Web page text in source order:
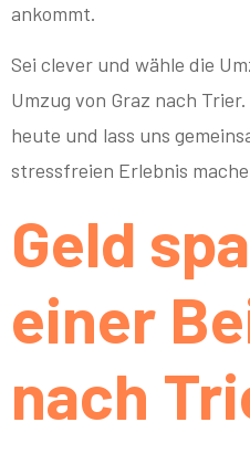
ankommt.
Sei clever und wähle die
Umzug von Graz nach Trier.
heute und lass uns
stressfreien Erlebnis
Geld
einer
nach